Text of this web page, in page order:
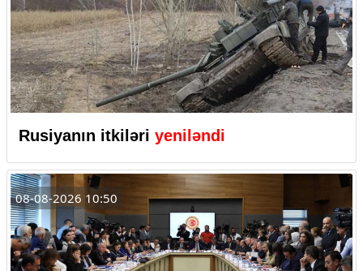
Rusiyanın itkiləri yeniləndi
08-08-2026 10:50